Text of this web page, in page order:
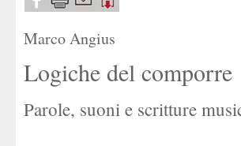
Marco Angius
Logiche del comporre
Parole, suoni e scritture